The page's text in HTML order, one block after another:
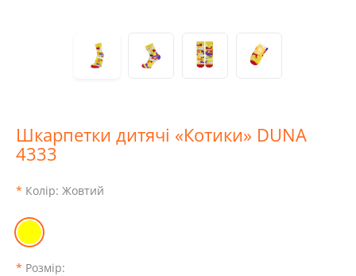
Шкарпетки дитячі «Котики» DUNA
4333
Колір: Жовтий
Розмір: